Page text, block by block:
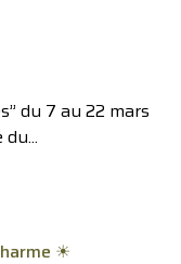
du 7 au 22 mars
☀︎